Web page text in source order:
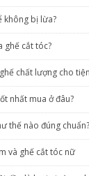
không bị lừa?
ghế cắt tóc?
chất lượng cho
nhất mua ở đâu?
thế nào đúng chuẩn?
và ghế cắt tóc nữ